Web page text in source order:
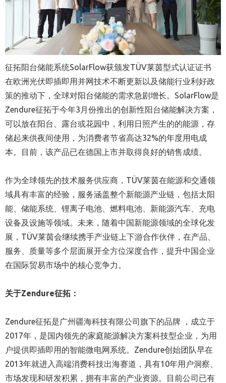
征拓阳台储能系统SolarFlow获颁发TÜV莱茵型式认证证书
在欧洲光伏即插即用并网技术不断更新以及储能行业利好政
策的推动下，全球对阳台储能的需求急剧增长。SolarFlow是
Zendure征拓于今年3月份推出的创新性阳台储能解决方案，
可以放在阳台、露台或花园中，利用日照产生的的能源，存
储起来供夜间使用，为消费者节省高达32%的年度用电成
本。目前，该产品已在德国上市并取得良好的销售成绩。
作为全球领先的技术服务供应商，TÜV莱茵在能源和交通领
域具有丰富的经验，服务涵盖整个新能源产业链，包括太阳
能、储能系统、锂离子电池、燃料电池、新能源汽车、充电
设备及设施等领域。未来，随着中国新能源领域的全球化发
展，TÜV莱茵会继续携手产业链上下游合作伙伴，在产品、
服务、质量等多个层面展开全方位深度合作，提升中国企业
在国际贸易市场中的核心竞争力。
关于Zendure征拓：
Zendure征拓是广州疆海科技有限公司旗下的品牌 ，成立于
2017年，是国内领先的家庭能源解决方案科技型企业，为用
户提供即插即用的智能微电网系统。Zendure创始团队早在
2013年就进入高端消费科技出海赛道，具有10年用户洞察、
市场发现和研发积累，拥有丰富的产业资源。目前公司已有